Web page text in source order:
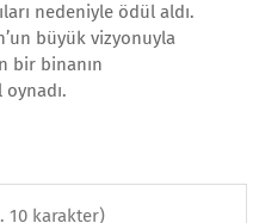
nedeniyle ödül aldı.
büyük vizyonuyla
bir binanın